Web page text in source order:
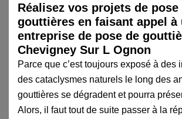
Réalisez vos projets de pose
gouttières en faisant appel à
entreprise de pose de
Chevigney Sur L Ognon
Parce que c’est toujours exposé à des
des cataclysmes naturels le long des
gouttières se dégradent et pourra
Alors, il faut tout de suite passer à la